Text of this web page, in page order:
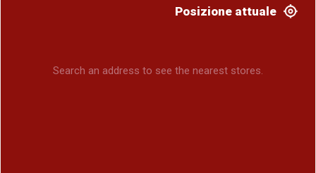
Posizione attuale
Search an address to see the nearest stores.